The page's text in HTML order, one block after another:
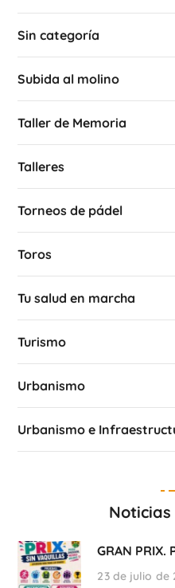
Sin categoría
Subida al molino
Taller de Memoria
Talleres
Torneos de pádel
Toros
Tu salud en marcha
Turismo
Urbanismo
Urbanismo e
GRAN PRIX.
23 de julio de